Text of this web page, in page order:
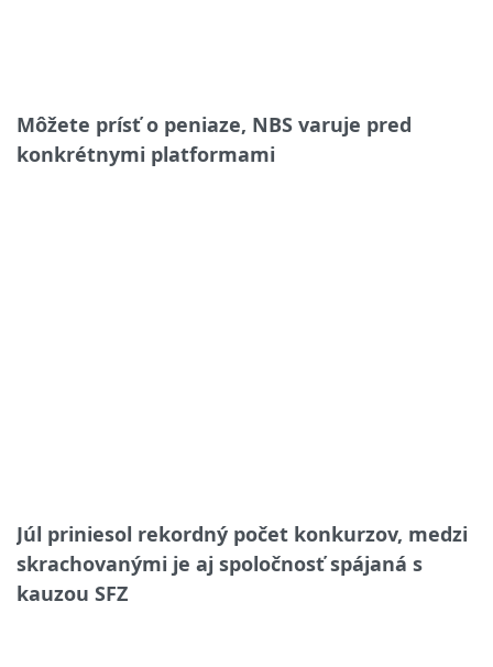
Môžete prísť o peniaze, NBS varuje pred
konkrétnymi platformami
Júl priniesol rekordný počet konkurzov, medzi
skrachovanými je aj spoločnosť spájaná s
kauzou SFZ